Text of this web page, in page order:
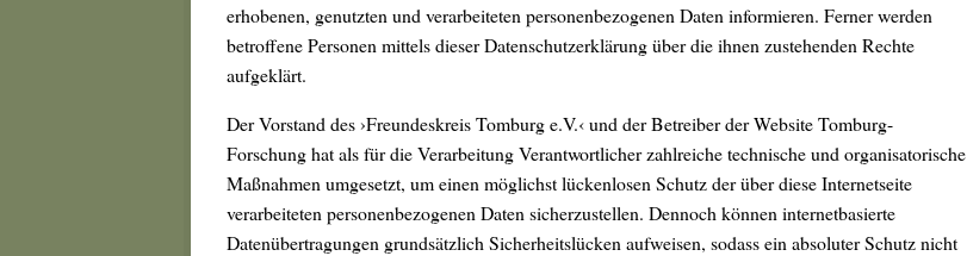
erhobenen, genutzten und verarbeiteten personenbezogenen Daten informieren. Ferner werden
betroffene Personen mittels dieser Datenschutzerklärung über die ihnen zustehenden Rechte
aufgeklärt.
Der Vorstand des ›Freundeskreis Tomburg e.V.‹ und der Betreiber der Website Tomburg-
Forschung hat als für die Verarbeitung Verantwortlicher zahlreiche technische und organisatorische
Maßnahmen umgesetzt, um einen möglichst lückenlosen Schutz der über diese Internetseite
verarbeiteten personenbezogenen Daten sicherzustellen. Dennoch können internetbasierte
Datenübertragungen grundsätzlich Sicherheitslücken aufweisen, sodass ein absoluter Schutz nicht